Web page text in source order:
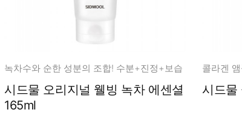
녹차수와 순한 성분의 조합! 수분+진정+보습
시드물 오리지널 웰빙 녹차 에센셜
165ml